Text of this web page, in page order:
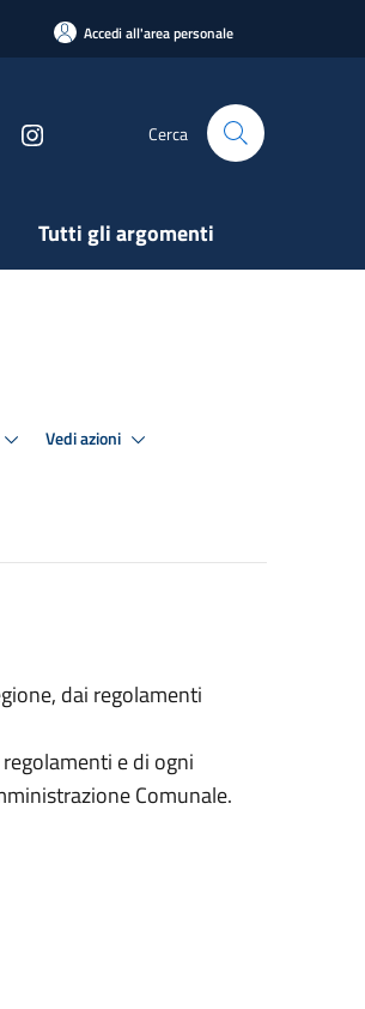
Accedi all'area personale
Cerca
Tutti gli argomenti
Vedi azioni
dai regolamenti
e di ogni
Comunale.